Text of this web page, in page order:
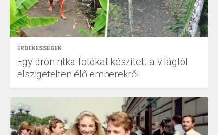
ÉRDEKESSÉGEK
Egy drón ritka fotókat készített a világtól
elszigetelten élő emberekről